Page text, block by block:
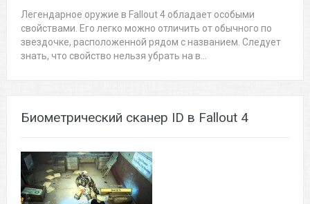
Легендарное оружие в Fallout 4 обладает особыми
свойствами. Его легко можно отличить от обычного по
звездочке, расположенной рядом с названием. Следует
знать, что свойство нельзя убрать на в...
Биометрический сканер ID в Fallout 4